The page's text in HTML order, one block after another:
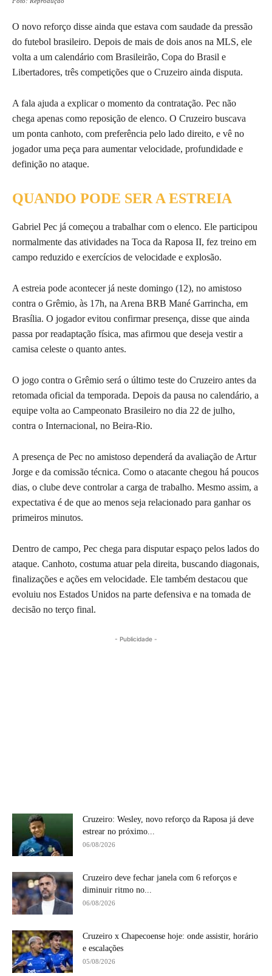
O novo reforço disse ainda que estava com saudade da pressão
do futebol brasileiro. Depois de mais de dois anos na MLS, ele
volta a um calendário com Brasileirão, Copa do Brasil e
Libertadores, três competições que o Cruzeiro ainda disputa.
A fala ajuda a explicar o momento da contratação. Pec não
chega apenas como reposição de elenco. O Cruzeiro buscava
um ponta canhoto, com preferência pelo lado direito, e vê no
jogador uma peça para aumentar velocidade, profundidade e
definição no ataque.
QUANDO PODE SER A ESTREIA
Gabriel Pec já começou a trabalhar com o elenco. Ele participou
normalmente das atividades na Toca da Raposa II, fez treino em
campo reduzido e exercícios de velocidade e explosão.
A estreia pode acontecer já neste domingo (12), no amistoso
contra o Grêmio, às 17h, na Arena BRB Mané Garrincha, em
Brasília. O jogador evitou confirmar presença, disse que ainda
passa por readaptação física, mas afirmou que deseja vestir a
camisa celeste o quanto antes.
O jogo contra o Grêmio será o último teste do Cruzeiro antes da
retomada oficial da temporada. Depois da pausa no calendário, a
equipe volta ao Campeonato Brasileiro no dia 22 de julho,
contra o Internacional, no Beira-Rio.
A presença de Pec no amistoso dependerá da avaliação de Artur
Jorge e da comissão técnica. Como o atacante chegou há poucos
dias, o clube deve controlar a carga de trabalho. Mesmo assim, a
expectativa é de que ao menos seja relacionado para ganhar os
primeiros minutos.
Dentro de campo, Pec chega para disputar espaço pelos lados do
ataque. Canhoto, costuma atuar pela direita, buscando diagonais,
finalizações e ações em velocidade. Ele também destacou que
evoluiu nos Estados Unidos na parte defensiva e na tomada de
decisão no terço final.
- Publicidade -
Cruzeiro: Wesley, novo reforço da Raposa já deve
estrear no próximo...
06/08/2026
Cruzeiro deve fechar janela com 6 reforços e
diminuir ritmo no...
06/08/2026
Cruzeiro x Chapecoense hoje: onde assistir, horário
e escalações
05/08/2026